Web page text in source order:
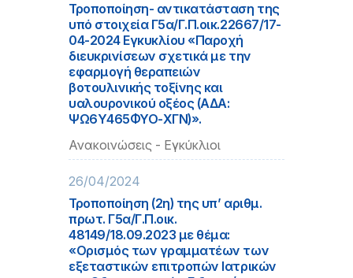
Τροποποίηση- αντικατάσταση της
υπό στοιχεία Γ5α/Γ.Π.οικ.22667/17-
04-2024 Εγκυκλίου «Παροχή
διευκρινίσεων σχετικά με την
εφαρμογή θεραπειών
βοτουλινικής τοξίνης και
υαλουρονικού οξέος (ΑΔΑ:
ΨΩ6Υ465ΦΥΟ-ΧΓΝ)».
Ανακοινώσεις - Εγκύκλιοι
26/04/2024
Τροποποίηση (2η) της υπ’ αριθμ.
πρωτ. Γ5α/Γ.Π.οικ.
48149/18.09.2023 με θέμα:
«Ορισμός των γραμματέων των
εξεταστικών επιτροπών Ιατρικών